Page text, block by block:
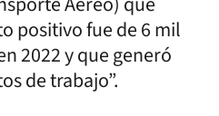
positivo fue de 6 mil
2022 y que generó
de trabajo”.